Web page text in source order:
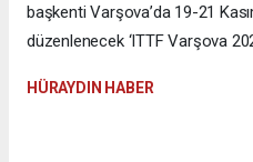
başkenti Varşova’da 19-21
düzenlenecek ‘ITTF Varşova
HÜRAYDIN HABER